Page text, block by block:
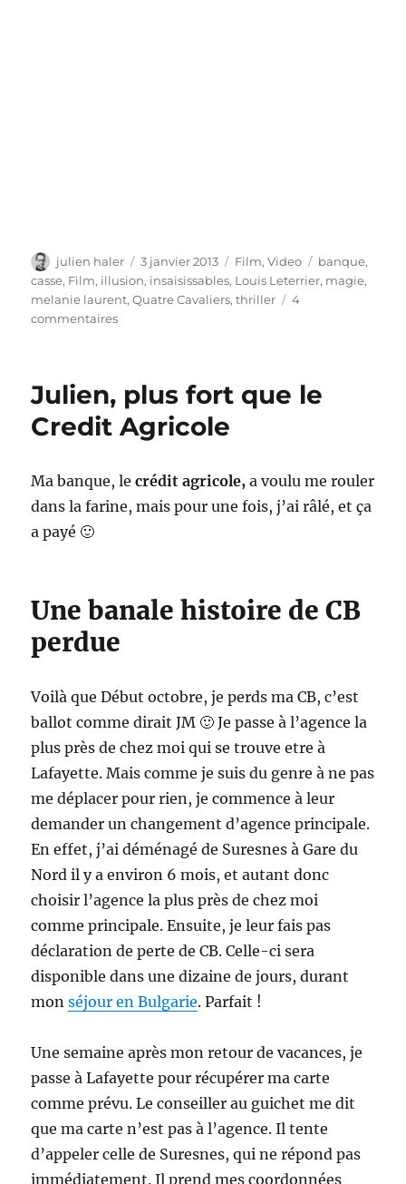
Auteur
julien haler
Publié
le
3 janvier 2013 Catégories
Film,Video Étiquettes
banque,
casse, Film, illusion, insaisissables, Louis Leterrier, magie,
melanie laurent,Quatre Cavaliers,thriller
4
commentairessur
Julien, plus fort que le
Credit Agricole
Ma banque, lecrédit agricole, a voulu me rouler
dans la farine, mais pour une fois, j’ai râlé, et ça
a payé 🙂
Une banale histoire de CB
perdue
Voilà que Début octobre, je perds ma CB, c’est
ballot comme dirait JM 🙂 Je passe à l’agence la
plus près de chez moi qui se trouve etre à
Lafayette. Mais comme je suis du genre à ne pas
me déplacer pour rien, je commence à leur
demander un changement d’agence principale.
En effet, j’ai déménagé de Suresnes à Gare du
Nord il y a environ 6 mois, et autant donc
choisir l’agence la plus près de chez moi
comme principale. Ensuite, je leur fais pas
déclaration de perte de CB. Celle-ci sera
disponible dans une dizaine de jours, durant
monséjour en Bulgarie. Parfait !
Une semaine après mon retour de vacances, je
passe à Lafayette pour récupérer ma carte
comme prévu. Le conseiller au guichet me dit
que ma carte n’est pas à l’agence. Il tente
d’appeler celle de Suresnes, qui ne répond pas
immédiatement. Il prend mes coordonnées